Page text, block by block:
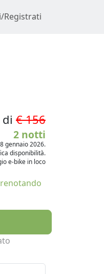
Registrati
di € 156
2 notti
gennaio 2026.
disponibilità.
e-bike in loco